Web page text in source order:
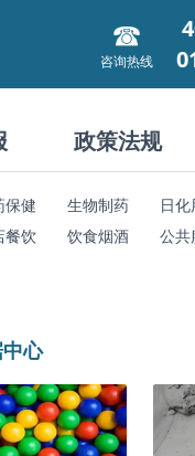
咨询热线
政策法规
保健 生物制药 日化
餐饮
饮食烟酒 公共
心